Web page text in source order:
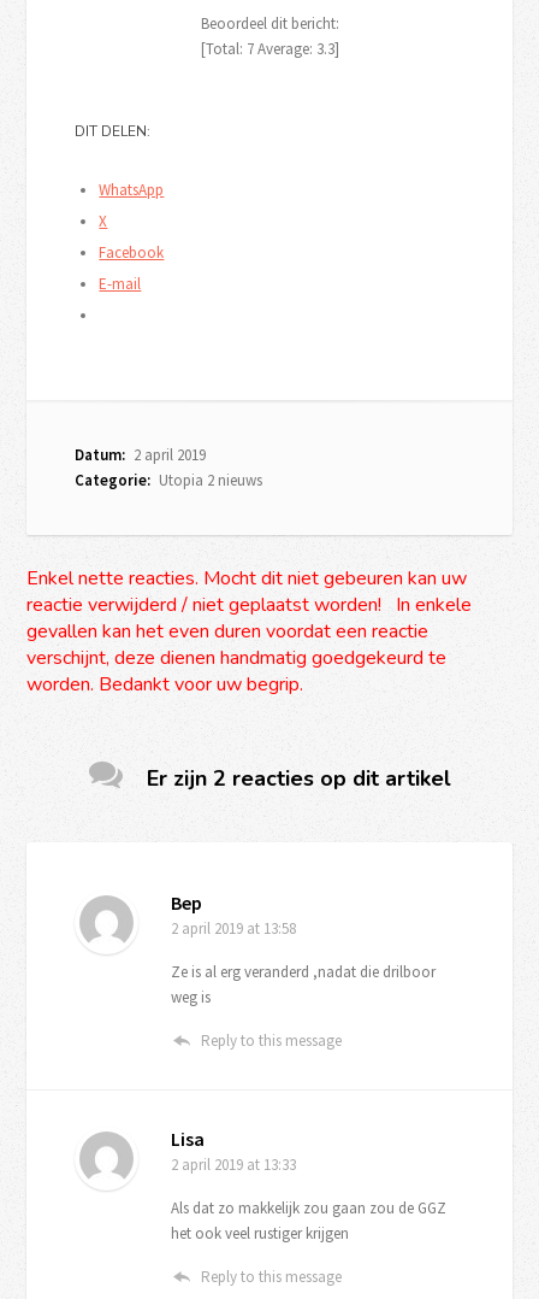
Beoordeel dit bericht:
[Total: 7Average: 3.3]
DIT DELEN:
WhatsApp
X
Facebook
E-mail
Datum: 2 april 2019
Categorie: Utopia 2 nieuws
Enkel nette reacties. Mocht dit niet gebeuren kan uw
reactie verwijderd / niet geplaatst worden! In enkele
gevallen kan het even duren voordat een reactie
verschijnt, deze dienen handmatig goedgekeurd te
worden. Bedankt voor uw begrip.
Er zijn 2 reacties op dit artikel
Bep
2 april 2019 at 13:58
Ze is al erg veranderd ,nadat die drilboor
weg is
Reply to this message
Lisa
2 april 2019 at 13:33
Als dat zo makkelijk zou gaan zou de GGZ
het ook veel rustiger krijgen
Reply to this message